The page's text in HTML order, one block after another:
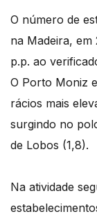
O número de
na Madeira,
p.p. ao
O Porto Moniz
rácios mais
surgindo no
de Lobos (1,8).
Na atividade